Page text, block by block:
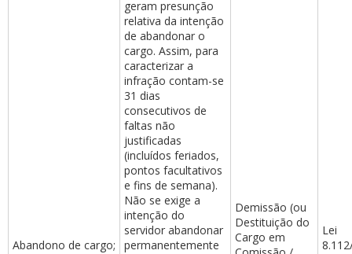
Abandono de cargo;
geram presunção
relativa da intenção
de abandonar o
cargo. Assim, para
caracterizar a
infração contam-se
31 dias
consecutivos de
faltas não
justificadas
(incluídos feriados,
pontos facultativos
e fins de semana).
Não se exige a
intenção do
servidor abandonar
permanentemente
Demissão (ou
Destituição do
Cargo em
Lei